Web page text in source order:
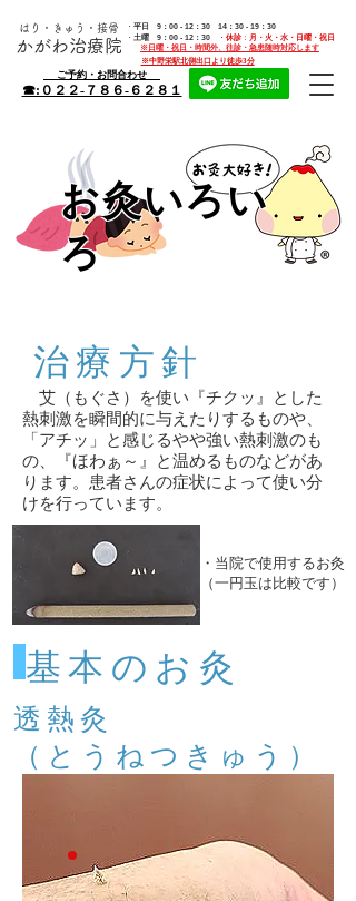
・ 平日
9：00 - 12：30 14：30 - 19：30
・ 土曜 9：00 - 12：30 ・ 休診 ： 月・火・水・ 日曜・祝日
ご予約・お問合わせ
​☎:０２２-７８６-６２８１
※日曜・祝日・時間外、 往診・急患随時対応します
はり・きゅう・接骨
かがわ治療院
​※中野栄駅北側出口より徒歩3分
お灸いろい
ろ
​治療方針
艾（もぐさ）を使い『チクッ』とした
熱刺激を瞬間的に与えたりするものや、
「アチッ」と感じるやや強い熱刺激のも
の、『ほわぁ～』と温めるものなどがあ
ります。患者さんの症状によって使い分
けを行っています。
・当院で使用するお灸
​（一円玉は比較です）
​基本のお灸
​透熱灸
（とうねつきゅう）